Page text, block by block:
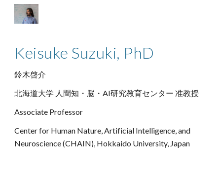
Skip to main content
Keisuke Suzuki, PhD
鈴木啓介
北海道大学 人間知・脳・AI研究教育センター 准教授
Associate Professor
Center for Human Nature, Artificial Intelligence, and
Neuroscience (CHAIN), Hokkaido University, Japan